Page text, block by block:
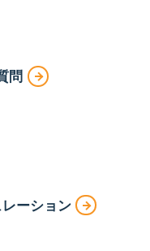
問
ーション